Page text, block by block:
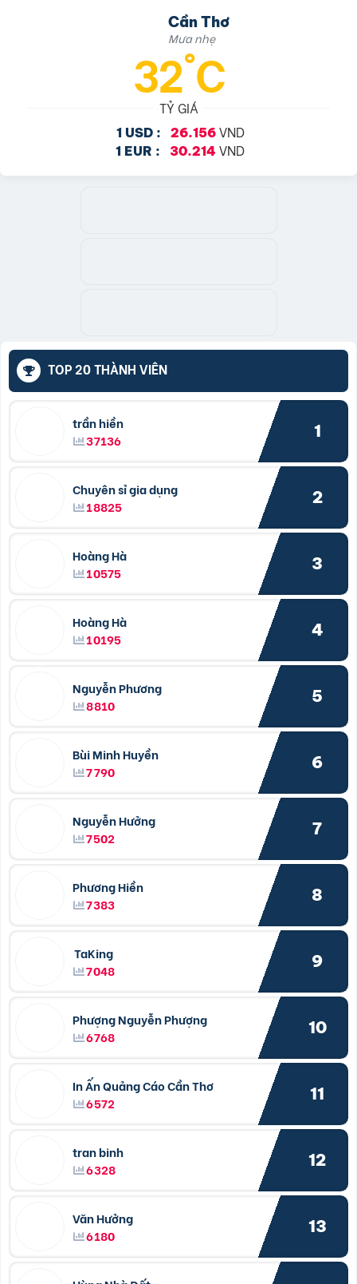
Cần Thơ
Mưa nhẹ
32°C
TỶ GIÁ
1 USD : 26.156VND
1 EUR : 30.214 VND
TOP 20 THÀNH VIÊN
trần hiền
37136
1
Chuyên sỉ gia dụng
18825
2
Hoàng Hà
10575
3
Hoàng Hà
10195
4
Nguyễn Phương
8810
5
Bùi Minh Huyền
7790
6
Nguyễn Hưởng
7502
7
Phương Hiền
7383
8
TaKing
7048
9
Phượng Nguyễn Phượng
6768
10
In Ấn Quảng Cáo Cần Thơ
6572
11
tran binh
6328
12
Văn Hưởng
6180
13